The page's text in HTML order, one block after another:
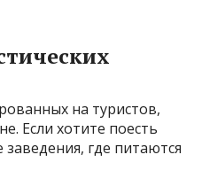
на туристов,
Если хотите поесть
где питаются